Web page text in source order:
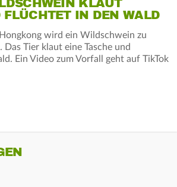
KLAUT
IN DEN WALD
wird ein Wildschwein zu
Tier klaut eine Tasche und
Ein Video zum Vorfall geht auf TikTok